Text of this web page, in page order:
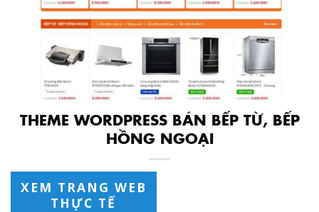
THEME WORDPRESS BÁN BẾP TỪ, BẾP
HỒNG NGOẠI
XEM TRANG WEB
THỰC TẾ